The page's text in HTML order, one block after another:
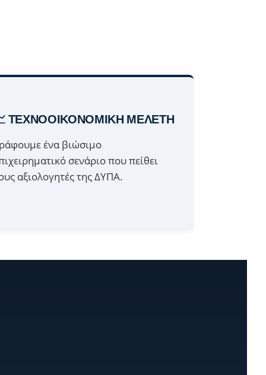
ΤΕΧΝΟΟΙΚΟΝΟΜΙΚΗ ΜΕΛΕΤΗ
ένα βιώσιμο
σενάριο που πείθει
αξιολογητές της ΔΥΠΑ.